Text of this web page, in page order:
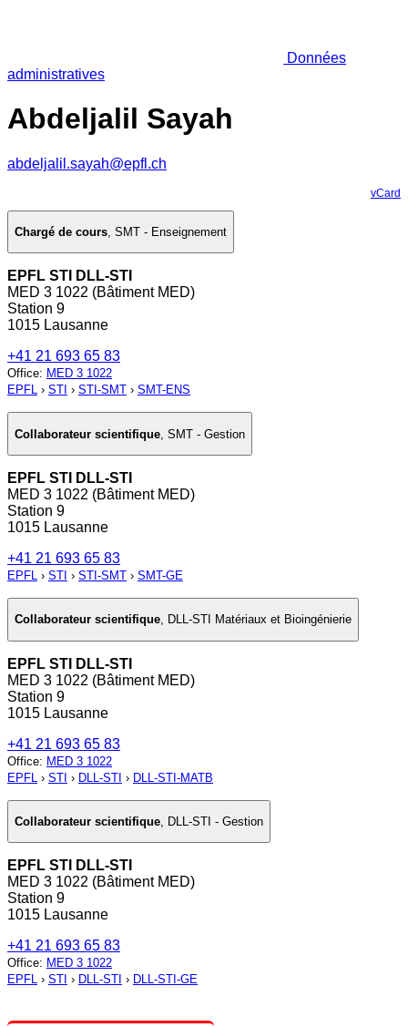
Données
administratives
Abdeljalil Sayah
abdeljalil.sayah@epfl.ch
vCard
Chargé de cours, SMT - Enseignement
EPFL STI DLL-STI
MED 3 1022 (Bâtiment MED)
Station 9
1015 Lausanne
+41 21 693 65 83
Office: MED 3 1022
EPFL › STI › STI-SMT › SMT-ENS
Collaborateur scientifique SMT - Gestion
EPFL STI DLL-STI
MED 3 1022 (Bâtiment MED)
Station 9
1015 Lausanne
+41 21 693 65 83
EPFL › STI › STI-SMT › SMT-GE
Collaborateur scientifique, DLL-STI Matériaux et Bioingénierie
EPFL STI DLL-STI
MED 3 1022 (Bâtiment MED)
Station 9
1015 Lausanne
+41 21 693 65 83
Office: MED 3 1022
EPFL › STI › DLL-STI › DLL-STI-MATB
Collaborateur scientifique, DLL-STI - Gestion
EPFL STI DLL-STI
MED 3 1022 (Bâtiment MED)
Station 9
1015 Lausanne
+41 21 693 65 83
Office: MED 3 1022
EPFL › STI › DLL-STI › DLL-STI-GE